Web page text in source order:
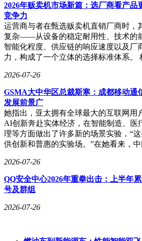
2026年贩卖机市场新篇：选厂商看产品
竞争力
运营商与者在甄选贩卖机直销厂商时，
复杂——从设备的稳定耐用性、技术的
智能化程度、供应链的响应速度以及厂
力，构成了一个立体的选择标准体系
2026-07-26
GSMA大中华区总裁斯寒：成都移动通
发展前景广
她指出，亚太拥有全球最大的互联网用
AI创新奔赴实体经济，在智能制造、医
理等方面做出了许多新的场景实验，“
供创新和普惠的实验场。”在她看来，
2026-07-26
QQ安全中心2026年重拳出击：上半年
号及群组
2026-07-26